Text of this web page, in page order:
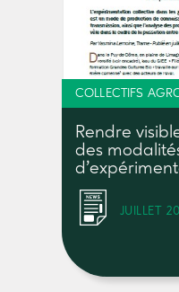
COLLECTIFS
Rendre
des
JUILLET